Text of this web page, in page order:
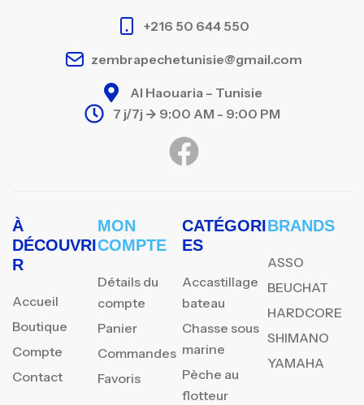
+216 50 644 550
zembrapechetunisie@gmail.com
Al Haouaria – Tunisie
7 j/7j -> 9:00 AM - 9:00 PM
À
DÉCOUVRI
R
Accueil
Boutique
Compte
Contact
MON
COMPTE
Détails du
compte
Panier
Commandes
Favoris
CATÉGORI
ES
Accastillage
bateau
Chasse sous
marine
Pèche au
flotteur
BRANDS
ASSO
BEUCHAT
HARDCORE
SHIMANO
YAMAHA